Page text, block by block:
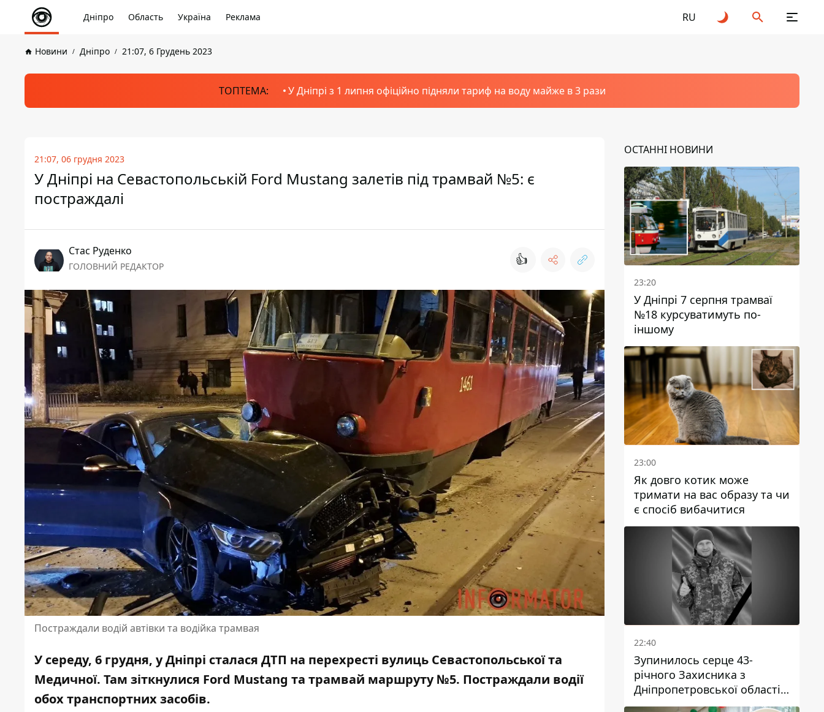
Дніпро Область Україна Реклама RU
Новини Дніпро 21:07, 6 Грудень 2023
ТОПТЕМА: У Дніпрі з 1 липня офіційно підняли тариф на воду майже в 3 рази
21:07, 06 грудня 2023
У Дніпрі на Севастопольській Ford Mustang залетів під трамвай №5: є
постраждалі
Стас Руденко
ГОЛОВНИЙ РЕДАКТОР 👍
Постраждали водій автівки та водійка трамвая
У середу, 6 грудня, у Дніпрі сталася ДТП на перехресті вулиць Севастопольської та
Медичної. Там зіткнулися Ford Mustang та трамвай маршруту №5. Постраждали водії
обох транспортних засобів.
ОСТАННІ НОВИНИ
23:20
У Дніпрі 7 серпня трамваї
№18 курсуватимуть по-
іншому
23:00
Як довго котик може
тримати на вас образу та чи
є спосіб вибачитися
22:40
Зупинилось серце 43-
річного Захисника з
Дніпропетровської області
Євгена Зінченка